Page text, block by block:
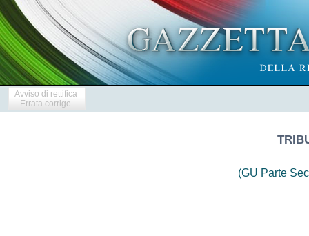
Avviso di rettifica
Errata corrige
(GU Parte